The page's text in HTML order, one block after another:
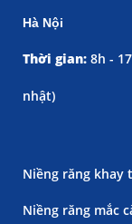
Hà Nội
Thời gian: 8h -
nhật)
Niềng răng khay
Niềng răng mắc